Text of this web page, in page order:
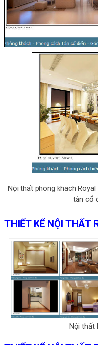
Nội thất phòng khách
tân cổ
THIẾT KẾ NỘI THẤT
Nội thất